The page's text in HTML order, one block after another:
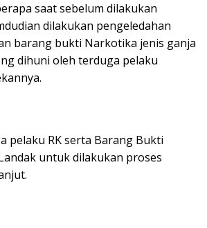
saat sebelum dilakukan
dilakukan pengeledahan
barang bukti Narkotika jenis ganja
dihuni oleh terduga pelaku
pelaku RK serta Barang Bukti
untuk dilakukan proses